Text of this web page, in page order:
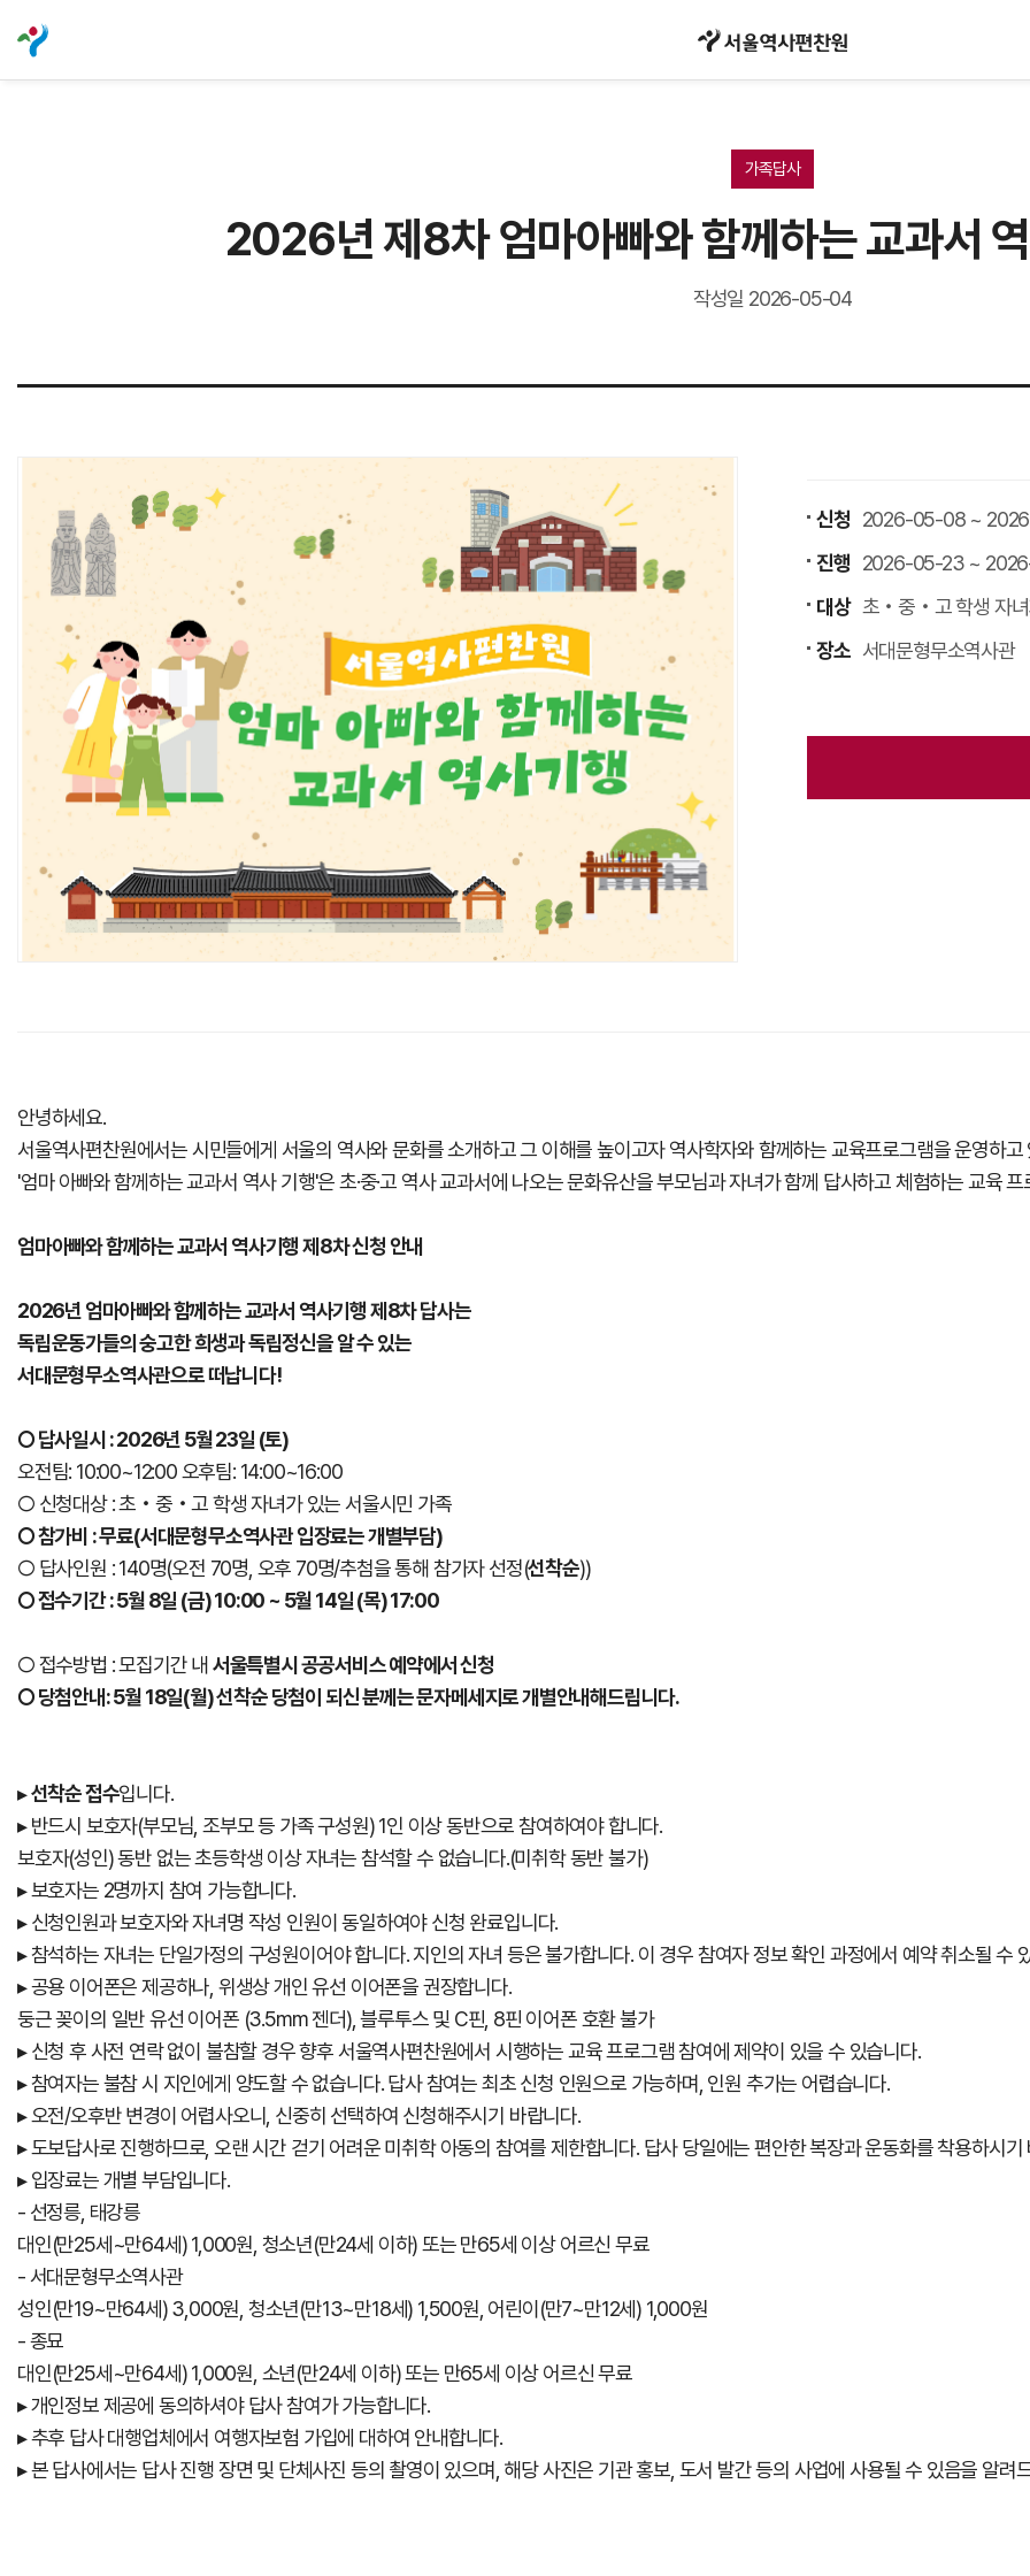
가족답사
2026년 제8차 엄마아빠와 함께하는 교과서
작성일 2026-05-04
신청 2026-05-08 ~
진행 2026-05-23 ~
대상 초‧중‧고 학생 자녀
장소 서대문형무소역사관
안녕하세요.
서울역사편찬원에서는 시민들에게 서울의 역사와 문화를 소개하고 그 이해를 높이고자 역사학자와 함께하는 교육프로그램을 운영하고
'엄마 아빠와 함께하는 교과서 역사 기행'은 초·중·고 역사 교과서에 나오는 문화유산을 부모님과 자녀가 함께 답사하고 체험하는 교육 프
엄마아빠와 함께하는 교과서 역사기행 제8차 신청 안내
2026년 엄마아빠와 함께하는 교과서 역사기행 제8차 답사는
독립운동가들의 숭고한 희생과 독립정신을 알 수 있는
서대문형무소역사관으로 떠납니다!
○ 답사일시 : 2026년 5월 23일 (토)
오전팀: 10:00~12:00 오후팀: 14:00~16:00
○ 신청대상 : 초‧중‧고 학생 자녀가 있는 서울시민 가족
○ 참가비 : 무료(서대문형무소역사관 입장료는 개별부담)
○ 답사인원 : 140명(오전 70명, 오후 70명/추첨을 통해 참가자 선정(선착순))
○ 접수기간 : 5월 8일 (금) 10:00 ~ 5월 14일 (목) 17:00
○ 접수방법 : 모집기간 내 서울특별시 공공서비스 예약에서 신청
○ 당첨안내: 5월 18일(월) 선착순 당첨이 되신 분께는 문자메세지로 개별안내해드립니다.
▸선착순 접수입니다.
▸ 반드시 보호자(부모님, 조부모 등 가족 구성원) 1인 이상 동반으로 참여하여야 합니다.
보호자(성인) 동반 없는 초등학생 이상 자녀는 참석할 수 없습니다.(미취학 동반 불가)
▸ 보호자는 2명까지 참여 가능합니다.
▸ 신청인원과 보호자와 자녀명 작성 인원이 동일하여야 신청 완료입니다.
▸ 참석하는 자녀는 단일가정의 구성원이어야 합니다. 지인의 자녀 등은 불가합니다. 이 경우 참여자 정보 확인 과정에서 예약 취소될 수
▸ 공용 이어폰은 제공하나, 위생상 개인 유선 이어폰을 권장합니다.
둥근 꽂이의 일반 유선 이어폰 (3.5mm 젠더), 블루투스 및 C핀, 8핀 이어폰 호환 불가
▸ 신청 후 사전 연락 없이 불참할 경우 향후 서울역사편찬원에서 시행하는 교육 프로그램 참여에 제약이 있을 수 있습니다.
▸ 참여자는 불참 시 지인에게 양도할 수 없습니다. 답사 참여는 최초 신청 인원으로 가능하며, 인원 추가는 어렵습니다.
▸ 오전/오후반 변경이 어렵사오니, 신중히 선택하여 신청해주시기 바랍니다.
▸ 도보답사로 진행하므로, 오랜 시간 걷기 어려운 미취학 아동의 참여를 제한합니다. 답사 당일에는 편안한 복장과 운동화를 착용하시기
▸ 입장료는 개별 부담입니다.
- 선정릉, 태강릉
대인(만25세~만64세) 1,000원, 청소년(만24세 이하) 또는 만65세 이상 어르신 무료
- 서대문형무소역사관
성인(만19~만64세) 3,000원, 청소년(만13~만18세) 1,500원, 어린이(만7~만12세) 1,000원
- 종묘
대인(만25세~만64세) 1,000원, 소년(만24세 이하) 또는 만65세 이상 어르신 무료
▸ 개인정보 제공에 동의하셔야 답사 참여가 가능합니다.
▸ 추후 답사 대행업체에서 여행자보험 가입에 대하여 안내합니다.
▸ 본 답사에서는 답사 진행 장면 및 단체사진 등의 촬영이 있으며, 해당 사진은 기관 홍보, 도서 발간 등의 사업에 사용될 수 있음을 알려